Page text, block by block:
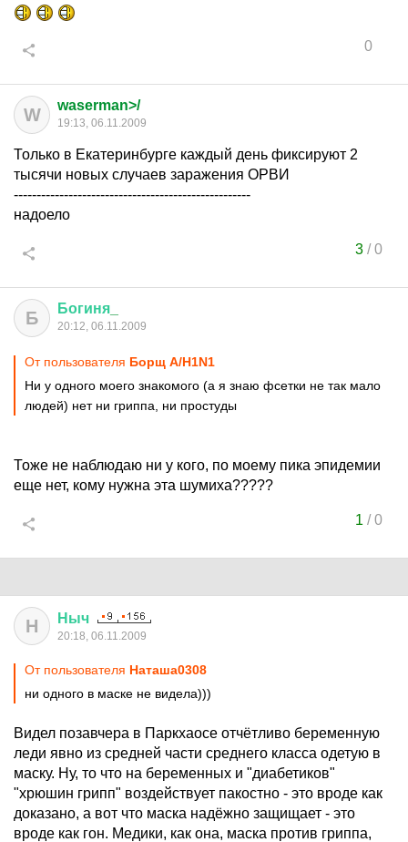
0
W waserman>/
19:13, 06.11.2009
Только в Екатеринбурге каждый день фиксируют 2
тысячи новых случаев заражения ОРВИ
----------------------------------------------------
надоело
3/0
Б Богиня
20:12, 06.11.2009
От пользователя Борщ A/H1N1
Ни у одного моего знакомого (а я знаю фсетки не так мало
людей) нет ни гриппа, ни простуды
Тоже не наблюдаю ни у кого, по моему пика эпидемии
еще нет, кому нужна эта шумиха?????
1 /0
Н Ныч
20:18, 06.11.2009
От пользователя Наташа0308
ни одного в маске не видела)))
Видел позавчера в Паркхаосе отчётливо беременную
леди явно из средней части среднего класса одетую в
маску. Ну, то что на беременных и "диабетиков"
"хрюшин грипп" воздействует пакостно - это вроде как
доказано, а вот что маска надёжно защищает - это
вроде как гон. Медики, как она, маска против гриппа,